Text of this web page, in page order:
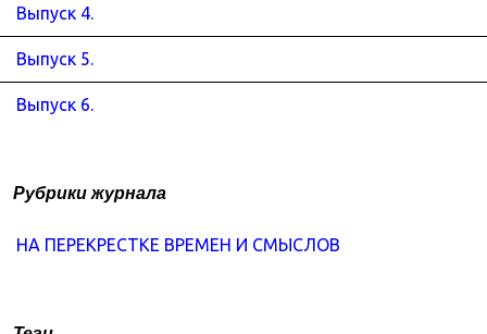
Выпуск 4.
Выпуск 5.
Выпуск 6.
Рубрики журнала
НА ПЕРЕКРЕСТКЕ ВРЕМЕН И СМЫСЛОВ